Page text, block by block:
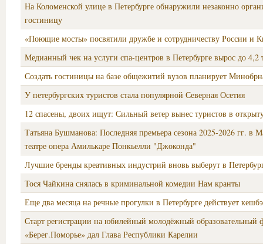
На Коломенской улице в Петербурге обнаружили незаконно
гостиницу
«Поющие мосты» посвятили дружбе и сотрудничеству России и
Медианный чек на услуги спа-центров в Петербурге вырос до 4,2
Создать гостиницы на базе общежитий вузов планирует
У петербургских туристов стала популярной Северная Осетия
12 спасены, двоих ищут: Сильный ветер вынес туристов в
Татьяна Бушманова: Последняя премьера сезона 2025-2026 гг. в
театре опера Амилькаре Понкьелли "Джоконда"
Лучшие бренды креативных индустрий вновь выберут в
Тося Чайкина снялась в криминальной комедии Нам кранты
Еще два месяца на речные прогулки в Петербурге действует
Старт регистрации на юбилейный молодёжный образовательный
«Берег.Поморье» дал Глава Республики Карелии